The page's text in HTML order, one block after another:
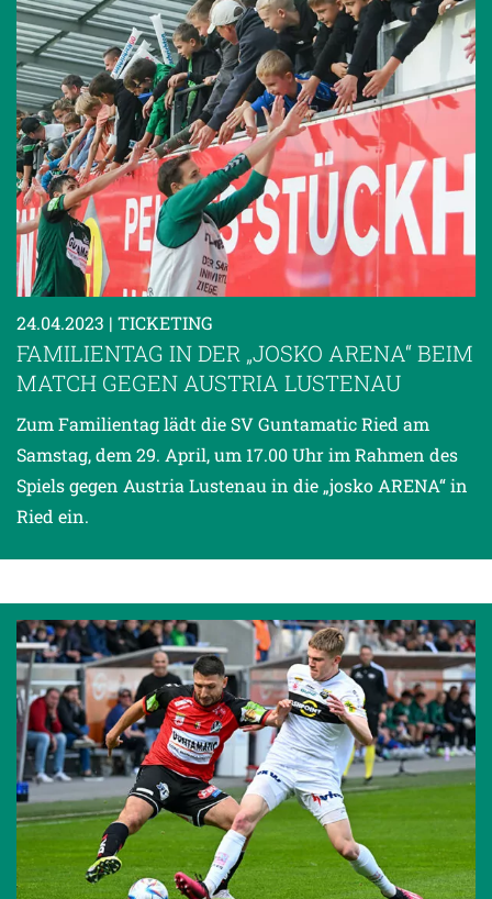
24.04.2023 | TICKETING
FAMILIENTAG IN DER „JOSKO ARENA“ BEIM
MATCH GEGEN AUSTRIA LUSTENAU
Zum Familientag lädt die SV Guntamatic Ried am
Samstag, dem 29. April, um 17.00 Uhr im Rahmen des
Spiels gegen Austria Lustenau in die „josko ARENA“ in
Ried ein.